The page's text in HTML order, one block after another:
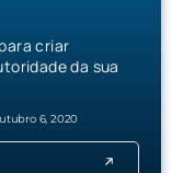
criar
da sua
6, 2020